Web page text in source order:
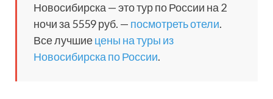
Новосибирска — это тур по России на 2
ночи за 5559 руб. — посмотреть отели.
Все лучшиецены на туры из
Новосибирска по России.